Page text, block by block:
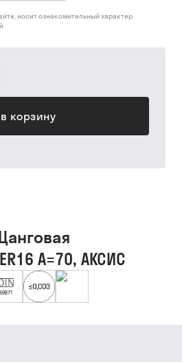
в корзину
носит ознакомительный характер
A=70, АКСИС